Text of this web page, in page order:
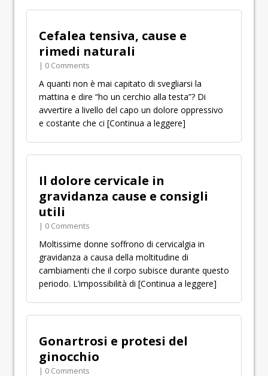
Cefalea tensiva, cause e
rimedi naturali
| 0 Comments
A quanti non è mai capitato di svegliarsi la
mattina e dire “ho un cerchio alla testa”? Di
avvertire a livello del capo un dolore oppressivo
e costante che ci [Continua a leggere]
Il dolore cervicale in
gravidanza cause e consigli
utili
| 0 Comments
Moltissime donne soffrono di cervicalgia in
gravidanza a causa della moltitudine di
cambiamenti che il corpo subisce durante questo
periodo. L’impossibilità di [Continua a leggere]
Gonartrosi e protesi del
ginocchio
| 0 Comments